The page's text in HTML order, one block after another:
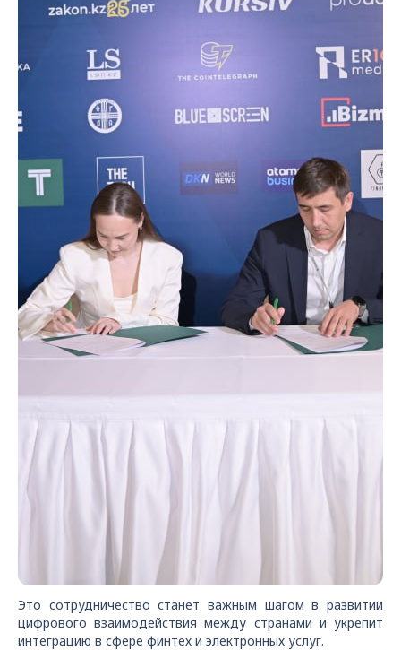
Это сотрудничество станет важным шагом в развитии
цифрового взаимодействия между странами и укрепит
интеграцию в сфере финтех и электронных услуг.